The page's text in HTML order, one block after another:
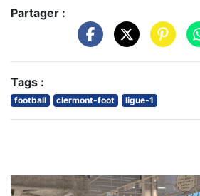
Partager :
Tags :
football clermont-foot ligue-1